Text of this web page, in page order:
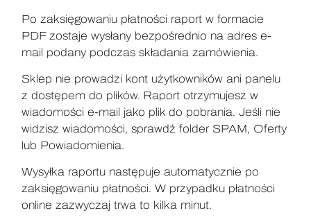
Po zaksięgowaniu płatności raport w formacie
PDF zostaje wysłany bezpośrednio na adres e-
mail podany podczas składania zamówienia.
Sklep nie prowadzi kont użytkowników ani panelu
z dostępem do plików. Raport otrzymujesz w
wiadomości e-mail jako plik do pobrania. Jeśli nie
widzisz wiadomości, sprawdź folder SPAM, Oferty
lub Powiadomienia.
Wysyłka raportu następuje automatycznie po
zaksięgowaniu płatności. W przypadku płatności
online zazwyczaj trwa to kilka minut.